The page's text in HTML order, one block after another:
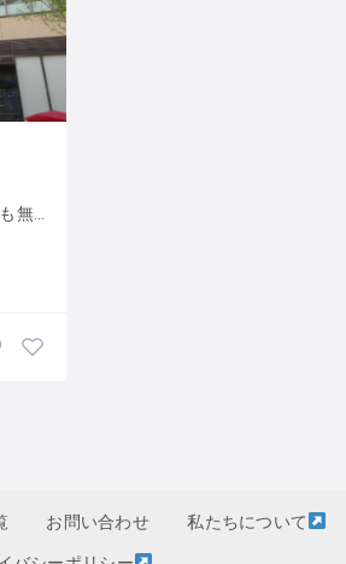
0歳から18歳未満の児童ならだれでも無料で利用できる川崎市の施設です
お問い合わせ 私たちについて